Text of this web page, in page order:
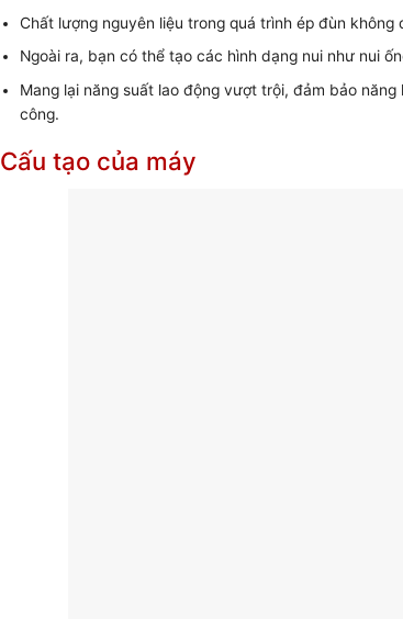
Chất lượng nguyên liệu trong quá trình ép đùn
Ngoài ra, bạn có thể tạo các hình dạng nui như nui
Mang lại năng suất lao động vượt trội, đảm bảo
công.
Cấu tạo của máy